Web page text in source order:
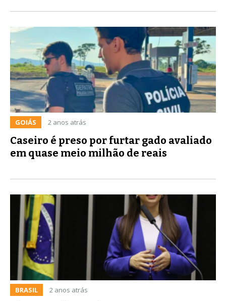
GOIÁS 2 anos atrás
Caseiro é preso por furtar gado avaliado
em quase meio milhão de reais
BRASIL 2 anos atrás